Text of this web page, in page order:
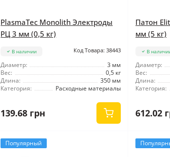
PlasmaTec Monolith Электроды
РЦ 3 мм (0,5 кг)
В наличии Код Товара: 38443
Диаметр:
3 мм
Вес:
0,5 кг
Длина:
350 мм
Категория:
Расходные материалы
139.68 грн
Патон
мм (5 кг)
В
Диаметр:
Вес:
Длина:
Категория:
612.02
Популярный